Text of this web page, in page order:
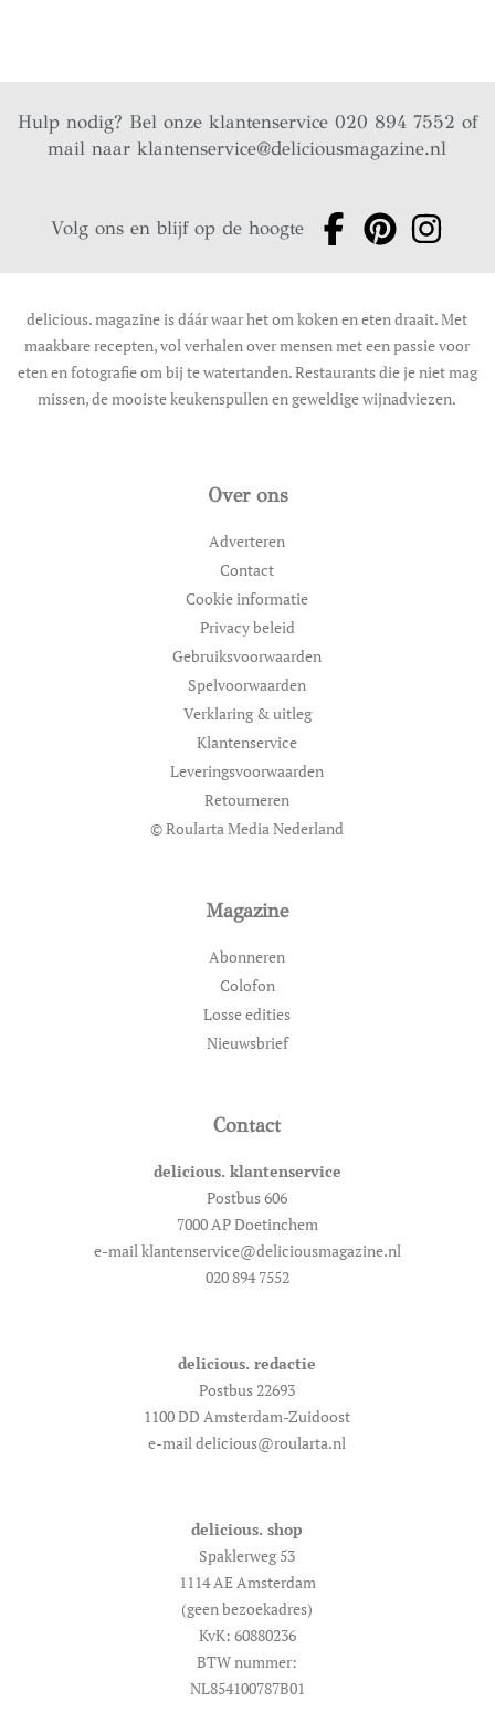
Hulp nodig? Bel onze klantenservice 020 894 7552 of
mail naarklantenservice@deliciousmagazine.nl
Volg ons en blijf op de hoogte
delicious. magazine is dáár waar het om koken en eten draait. Met
maakbare recepten, vol verhalen over mensen met een passie voor
eten en fotografie om bij te watertanden. Restaurants die je niet mag
missen, de mooiste keukenspullen en geweldige wijnadviezen.
Over ons
Adverteren
Contact
Cookie informatie
Privacy beleid
Gebruiksvoorwaarden
Spelvoorwaarden
Verklaring & uitleg
Klantenservice
Leveringsvoorwaarden
Retourneren
© Roularta Media Nederland
Magazine
Abonneren
Colofon
Losse edities
Nieuwsbrief
Contact
delicious. klantenservice
Postbus 606
7000 AP Doetinchem
e-mail klantenservice@deliciousmagazine.nl
020 894 7552
delicious. redactie
Postbus 22693
1100 DD Amsterdam-Zuidoost
e-mail delicious@roularta.nl
delicious. shop
Spaklerweg 53
1114 AE Amsterdam
(geen bezoekadres)
KvK: 60880236
BTW nummer:
NL854100787B01